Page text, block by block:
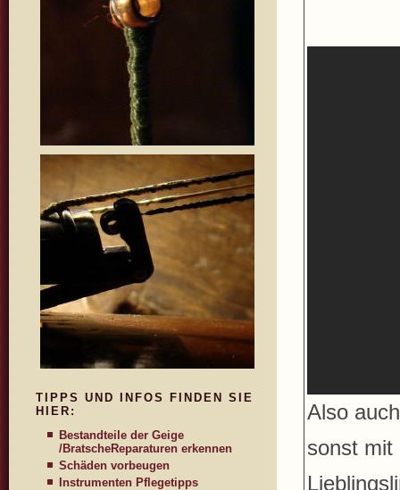
Also
sonst mit
TIPPS UND INFOS FINDEN SIE
HIER:
Bestandteile der Geige
/BratscheReparaturen erkennen
Schäden vorbeugen
Instrumenten Pflegetipps